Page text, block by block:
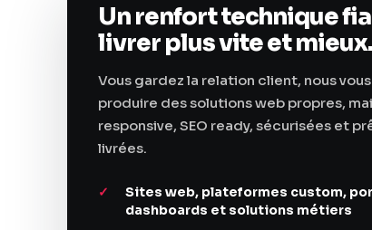
Un renfort technique
livrer plus vite et mieux.
Vous gardez la relation client, nous
produire des solutions web propres,
responsive, SEO ready, sécurisées et
livrées.
Sites web, plateformes custom,
dashboards et solutions métiers